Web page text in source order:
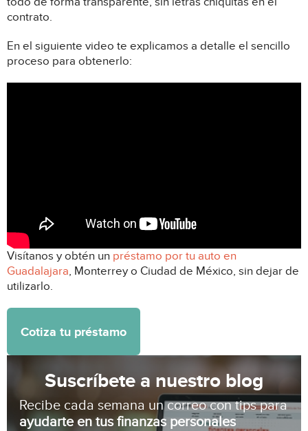
contrato.
En el siguiente video te explicamos a detalle el sencillo
proceso para obtenerlo:
Visítanos y obtén un préstamo por tu auto en
Guadalajara, Monterrey o Ciudad de México, sin dejar de
utilizarlo.
Cotiza tu préstamo
Suscríbete a nuestro blog
Recibe cada semana un correo con tips para
ayudarte en tus finanzas personales